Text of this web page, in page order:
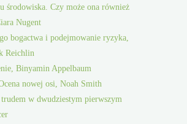
środowiska. Czy może ona również
Nugent
bogactwa i podejmowanie ryzyka,
Reichlin
Binyamin Appelbaum
nowej osi, Noah Smith
w dwudziestym pierwszym